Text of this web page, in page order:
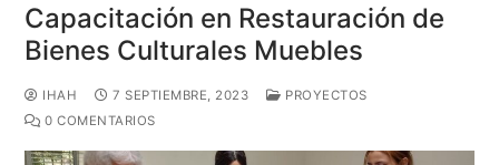
Capacitación en Restauración de
Bienes Culturales Muebles
IHAH 7 SEPTIEMBRE, 2023
PROYECTOS
0 COMENTARIOS